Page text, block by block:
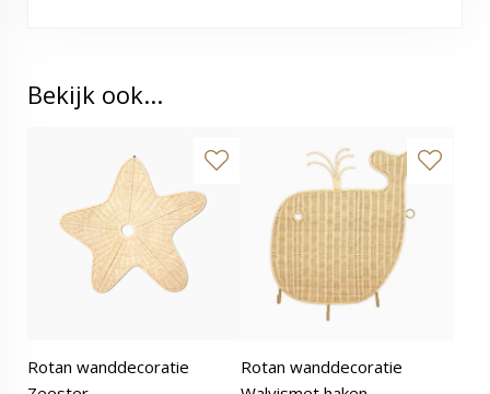
Bekijk ook...
Rotan wanddecoratie
Rotan wanddecoratie